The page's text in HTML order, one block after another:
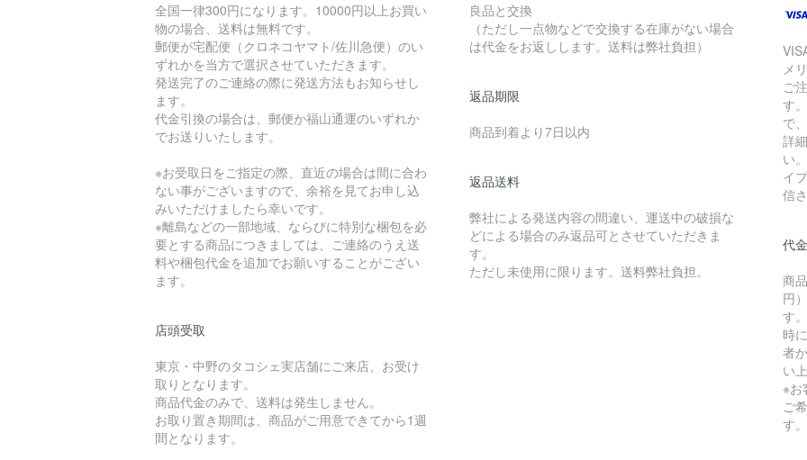
全国一律300円になります。10000円以上お買い
物の場合、送料は無料です。
郵便が宅配便（クロネコヤマト/佐川急便）のい
ずれかを当方で選択させていただきます。
発送完了のご連絡の際に発送方法もお知らせし
ます。
代金引換の場合は、郵便か福山通運のいずれか
でお送りいたします。
※お受取日をご指定の際、直近の場合は間に合わ
ない事がございますので、余裕を見てお申し込
みいただけましたら幸いです。
※離島などの一部地域、ならびに特別な梱包を必
要とする商品につきましては、ご連絡のうえ送
料や梱包代金を追加でお願いすることがござい
ます。
店頭受取
東京・中野のタコシェ実店舗にご来店、お受け
取りとなります。
商品代金のみで、送料は発生しません。
お取り置き期間は、商品がご用意できてから1週
間となります。
良品と交換
（ただし一点物などで交換する在庫がない場合
は代金をお返しします。送料は弊社負担）
返品期限
商品到着より7日以内
返品送料
弊社による発送内容の間違い、運送中の破損な
どによる場合のみ返品可とさせていただきま
す。
ただし未使用に限ります。送料弊社負担。
メ
ご
す
で
詳
い。
イ
信
代
商
円
す
時
者
い
※お
ご
す。